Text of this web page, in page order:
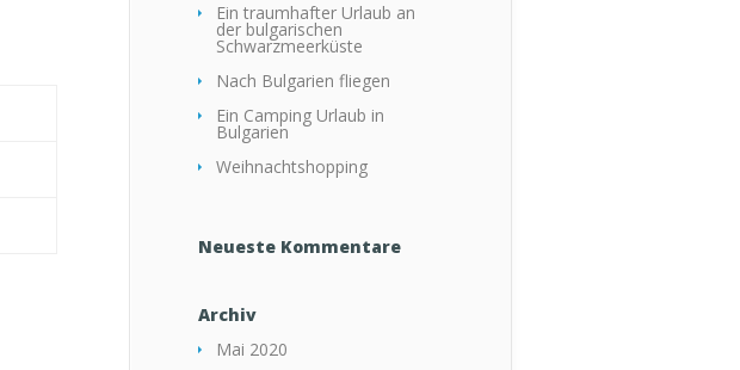
Ein traumhafter Urlaub an
der bulgarischen
Schwarzmeerküste
Nach Bulgarien fliegen
Ein Camping Urlaub in
Bulgarien
Weihnachtshopping
Neueste Kommentare
Archiv
Mai 2020